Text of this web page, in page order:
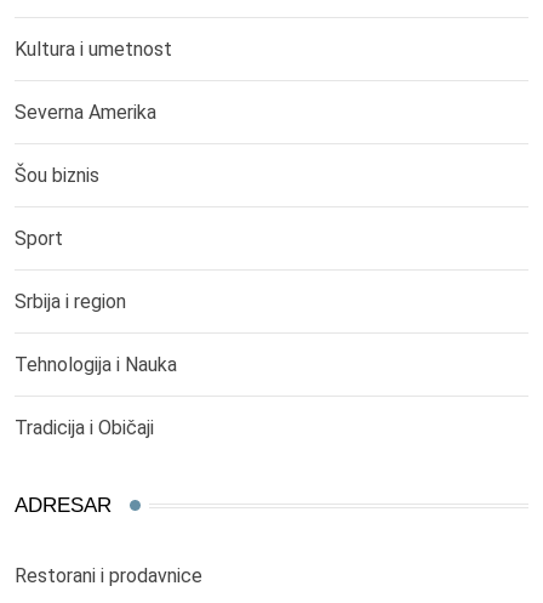
Kultura i umetnost
Severna Amerika
Šou biznis
Sport
Srbija i region
Tehnologija i Nauka
Tradicija i Običaji
ADRESAR
Restorani i prodavnice